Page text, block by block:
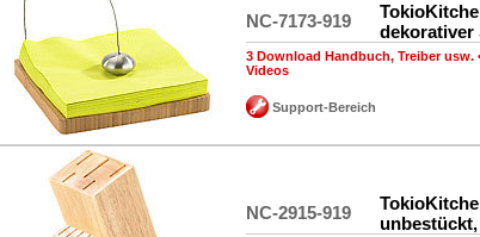
NC-7173-919
dekorativer
3 Download Handbuch, Treiber usw.
Videos
Support-Bereich
NC-2915-919